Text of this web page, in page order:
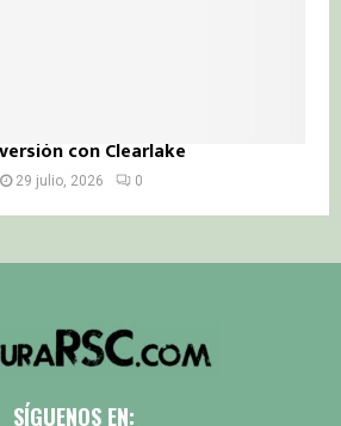
con Clearlake
29 julio, 2026 0
SÍGUENOS EN: